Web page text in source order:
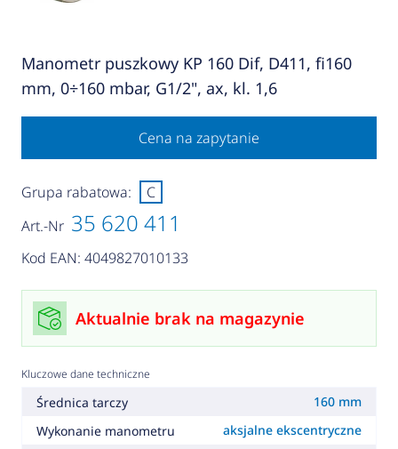
Manometr puszkowy KP 160 Dif, D411, fi160
mm, 0÷160 mbar, G1/2", ax, kl. 1,6
Cena na zapytanie
Art.-Nr 35 620 411
Kod EAN: 4049827010133
Grupa rabatowa: C
Aktualnie brak na magazynie
Kluczowe dane techniczne
Średnica tarczy
160 mm
Wykonanie manometru
aksjalne ekscentryczne